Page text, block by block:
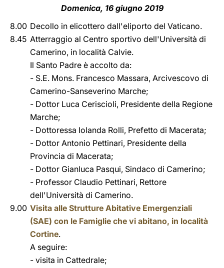
Domenica, 16 giugno 2019
8.00 Decollo in elicottero dall'eliporto del Vaticano.
8.45 Atterraggio al Centro sportivo dell'Università di
Camerino, in località Calvie.
Il Santo Padre è accolto da:
- S.E. Mons. Francesco Massara, Arcivescovo di
Camerino-Sanseverino Marche;
- Dottor Luca Ceriscioli, Presidente della Regione
Marche;
- Dottoressa Iolanda Rolli, Prefetto di Macerata;
- Dottor Antonio Pettinari, Presidente della
Provincia di Macerata;
- Dottor Gianluca Pasqui, Sindaco di Camerino;
- Professor Claudio Pettinari, Rettore
dell'Università di Camerino.
9.00 Visita alle Strutture Abitative Emergenziali
(SAE) con le Famiglie che vi abitano, in località
Cortine.
A seguire:
- visita in Cattedrale;